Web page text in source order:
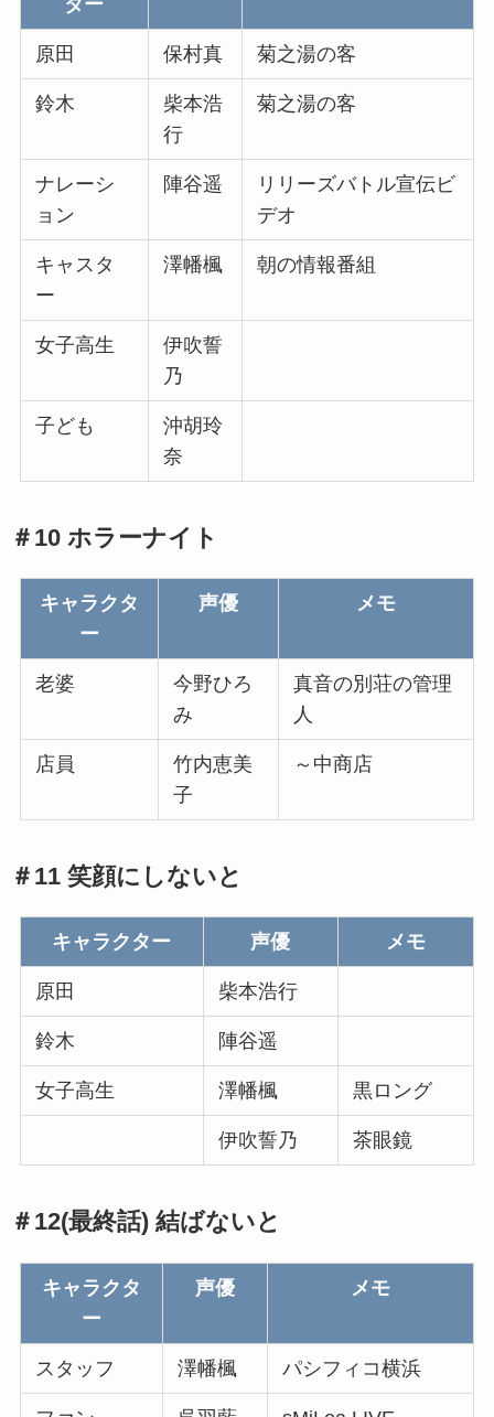
原田 保村真 菊之湯の客
鈴木
柴本浩
行
菊之湯の客
ナレーシ
ョン
陣谷遥
リリーズバトル宣伝ビ
デオ
キャスタ
ー
澤幡楓 朝の情報番組
女子高生
伊吹誓
乃
子ども
沖胡玲
奈
＃10 ホラーナイト
キャラクタ
ー
声優 メモ
老婆
今野ひろ
み
真音の別荘の管理
人
店員
竹内恵美
子
～中商店
＃11 笑顔にしないと
キャラクター 声優 メモ
原田 柴本浩行
鈴木 陣谷遥
女子高生 澤幡楓 黒ロング
伊吹誓乃 茶眼鏡
＃12(最終話) 結ばないと
キャラクタ
ー
声優 メモ
スタッフ 澤幡楓 パシフィコ横浜